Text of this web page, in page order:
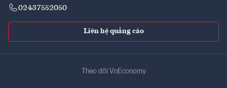
02437552050
Liên hệ quảng cáo
Theo dõi VnEconomy